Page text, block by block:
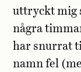
uttryckt mig
några
har snurrat
namn fel